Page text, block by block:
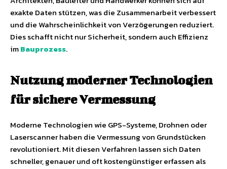
exakte Daten stützen, was die Zusammenarbeit verbessert
und die Wahrscheinlichkeit von Verzögerungen reduziert.
Dies schafft nicht nur Sicherheit, sondern auch Effizienz
imBauprozess.
Nutzung moderner Technologien
für sichere Vermessung
Moderne Technologien wie GPS-Systeme, Drohnen oder
Laserscanner haben die Vermessung von Grundstücken
revolutioniert. Mit diesen Verfahren lassen sich Daten
schneller, genauer und oft kostengünstiger erfassen als